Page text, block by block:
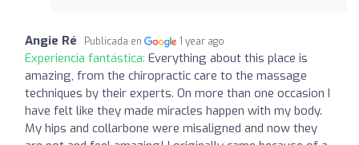
Angie Ré Publicada en 1 year ago
Experiencia fantástica: Everything about this place is
amazing, from the chiropractic care to the massage
techniques by their experts. On more than one occasion I
have felt like they made miracles happen with my body.
My hips and collarbone were misaligned and now they